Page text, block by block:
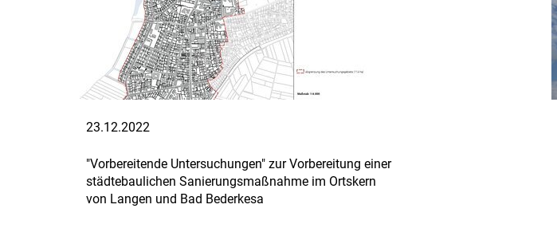
23.12.2022
"Vorbereitende Untersuchungen" zur Vorbereitung einer
städtebaulichen Sanierungsmaßnahme im Ortskern
von Langen und Bad Bederkesa